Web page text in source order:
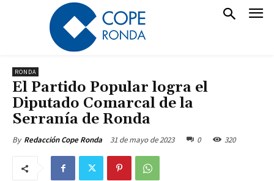
RONDA
El Partido Popular logra el
Diputado Comarcal de la
Serranía de Ronda
By Redacción Cope Ronda 31 de mayo de 2023 0 320